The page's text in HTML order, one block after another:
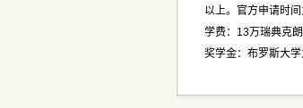
以上。官方申请时
学费：13万瑞典克
奖学金：布罗斯大